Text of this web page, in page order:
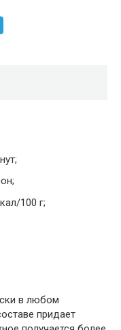
100 г;
в любом
придает